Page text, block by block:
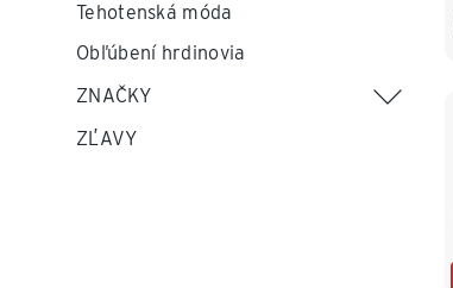
Tehotenská móda
Obľúbení hrdinovia
ZNAČKY
ZĽAVY